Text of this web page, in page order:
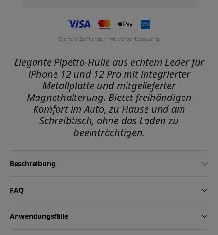
Sichere Zahlungen mit Verschlüsselung
Elegante Pipetto-Hülle aus echtem Leder für
iPhone 12 und 12 Pro mit integrierter
Metallplatte und mitgelieferter
Magnethalterung. Bietet freihändigen
Komfort im Auto, zu Hause und am
Schreibtisch, ohne das Laden zu
beeinträchtigen.
Beschreibung
FAQ
Anwendungsfälle